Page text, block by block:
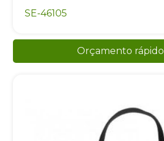
SE-46105
Orçamento rápido